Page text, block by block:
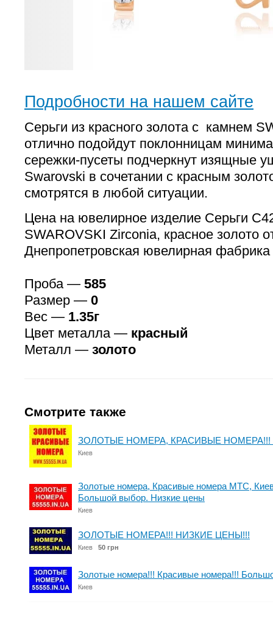
Подробности на нашем сайте
Серьги из красного золота с камнем
отлично подойдут поклонницам
сережки-пусеты подчеркнут изящные
Swarovski в сочетании с красным
смотрятся в любой ситуации.
Цена на ювелирное изделие Серьги
SWAROVSKI Zirconia, красное золото
Днепропетровская ювелирная
Проба — 585
Размер — 0
Вес — 1.35г
Цвет металла — красный
Металл — золото
Смотрите также
ЗОЛОТЫЕ НОМЕРА, КРАСИВЫЕ НОМЕРА!!!
Киев
Золотые номера, Красивые номера МТС,
Большой выбор. Низкие цены
Киев
ЗОЛОТЫЕ НОМЕРА!!! НИЗКИЕ ЦЕНЫ!!!
Киев 50 грн
Золотые номера!!! Красивые номера!!!
Киев